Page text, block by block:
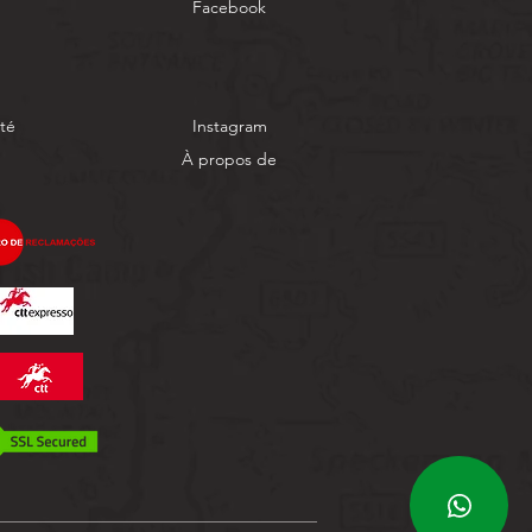
Facebook
Instagram
À propos de